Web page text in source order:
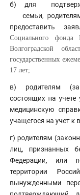
б) для
семьи,
предоставить
Социального
Волгоградской
государственных
17 лет;
в) родителям
состоящих на учете
медицинскую
учащегося на учет к
г) родителям
лиц, признанных
Федерации, или
территории
вынужденными